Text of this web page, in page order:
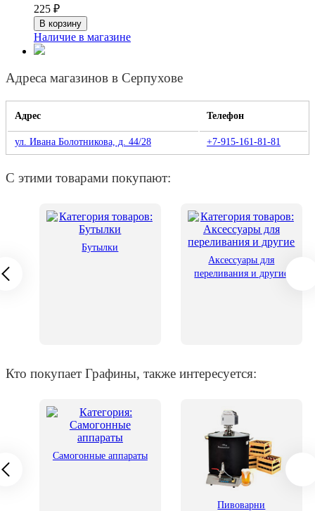
225 ₽
Наличие в магазине
Адреса магазинов в Серпухове
Адрес Телефон
ул. Ивана Болотникова, д. 44/28 +7-915-161-81-81
С этими товарами покупают:
Бутылки
Аксессуары для
переливания и другие
Кто покупает Графины, также интересуется:
Самогонные аппараты
Пивоварни